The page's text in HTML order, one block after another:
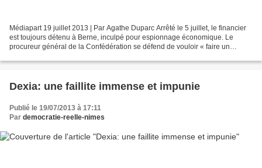
Médiapart 19 juillet 2013 | Par Agathe Duparc Arrêté le 5 juillet, le financier
est toujours détenu à Berne, inculpé pour espionnage économique. Le
procureur général de la Confédération se défend de vouloir « faire un
Dexia: une faillite immense et impunie
Publié le 19/07/2013 à 17:11
Par democratie-reelle-nimes